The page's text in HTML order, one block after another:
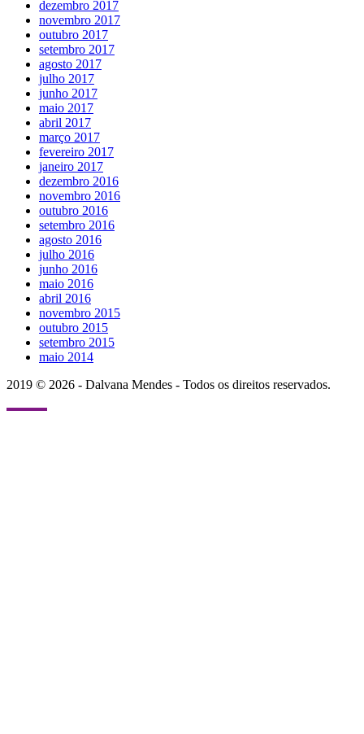
dezembro 2017
novembro 2017
outubro 2017
setembro 2017
agosto 2017
julho 2017
junho 2017
maio 2017
abril 2017
março 2017
fevereiro 2017
janeiro 2017
dezembro 2016
novembro 2016
outubro 2016
setembro 2016
agosto 2016
julho 2016
junho 2016
maio 2016
abril 2016
novembro 2015
outubro 2015
setembro 2015
maio 2014
2019 © 2026 - Dalvana Mendes - Todos os direitos reservados.